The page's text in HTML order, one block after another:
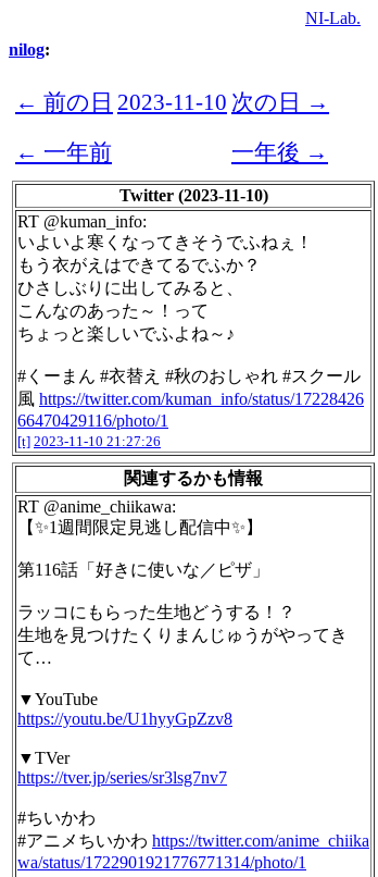
NI-Lab.
nilog:
← 前の日 2023-11-10 次の日 →
← 一年前
一年後 →
Twitter (2023-11-10)
RT @kuman_info:
いよいよ寒くなってきそうでふねぇ！
もう衣がえはできてるでふか？
ひさしぶりに出してみると、
こんなのあった～！って
ちょっと楽しいでふよね～♪
#くーまん #衣替え #秋のおしゃれ #スクール
風 https://twitter.com/kuman_info/status/17228426
66470429116/photo/1
[t] 2023-11-10 21:27:26
関連するかも情報
RT @anime_chiikawa:
【✨1週間限定見逃し配信中✨】
第116話「好きに使いな／ピザ」
ラッコにもらった生地どうする！？
生地を見つけたくりまんじゅうがやってき
て…
▼YouTube
https://youtu.be/U1hyyGpZzv8
▼TVer
https://tver.jp/series/sr3lsg7nv7
#ちいかわ
#アニメちいかわ https://twitter.com/anime_chiika
wa/status/1722901921776771314/photo/1